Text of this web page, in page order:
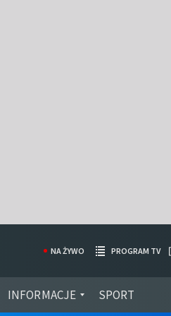
INFORMACJE SPORT
NA ŻYWO PROGRAM TV